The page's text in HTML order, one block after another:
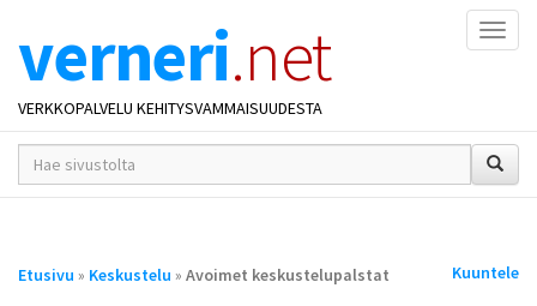
verneri.net
VERKKOPALVELU KEHITYSVAMMAISUUDESTA
hakusana(t)
*
Olet
Etusivu » Keskustelu » Avoimet keskustelupalstat Kuuntele